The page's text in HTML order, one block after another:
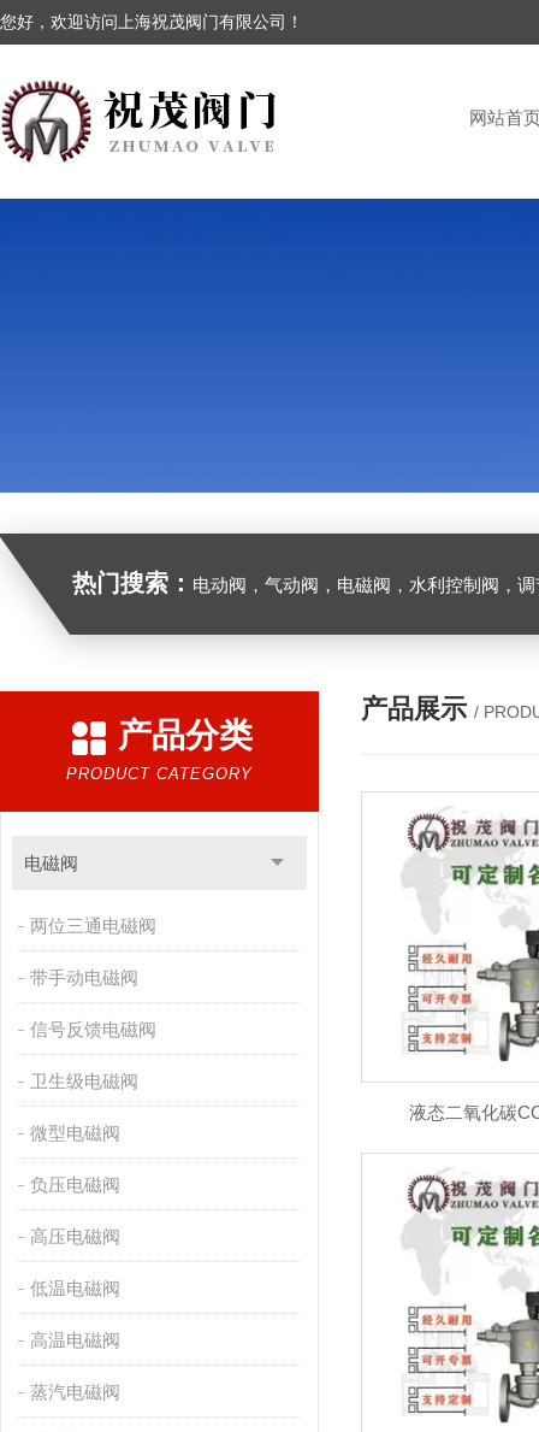
您好，欢迎访问上海祝茂阀门有限公司！
网站首
热门搜索： 电动阀，气动阀，电磁阀，水利控制阀，调节
产品分类
PRODUCT CATEGORY
电磁阀
两位三通电磁阀
带手动电磁阀
信号反馈电磁阀
卫生级电磁阀
微型电磁阀
负压电磁阀
高压电磁阀
低温电磁阀
高温电磁阀
蒸汽电磁阀
产品展示 /
液态二氧化碳